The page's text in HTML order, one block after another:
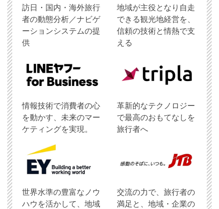
訪日・国内・海外旅行
者の動態分析／ナビゲ
ーションシステムの提
供
地域が主役となり自走
できる観光地経営を、
信頼の技術と情熱で支
える
情報技術で消費者の心
を動かす、未来のマー
ケティングを実現。
革新的なテクノロジー
で最高のおもてなしを
旅行者へ
世界水準の豊富なノウ
ハウを活かして、地域
交流の力で、旅行者の
満足と、地域・企業の